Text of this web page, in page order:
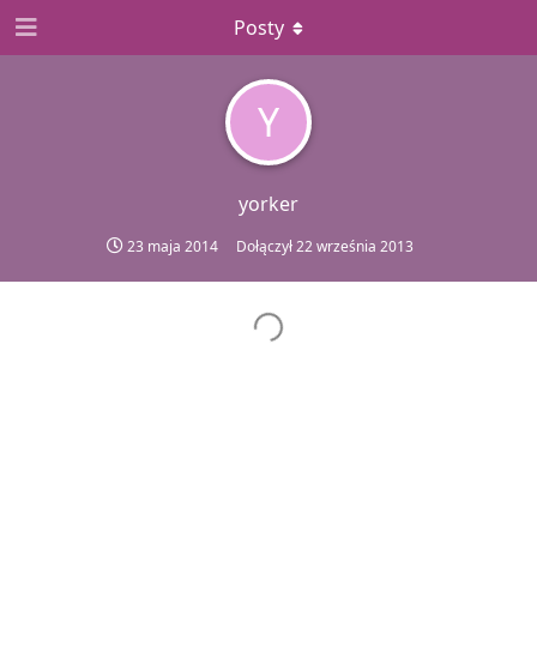
Y
yorker
23 maja 2014 Dołączył22 września 2013
Posty